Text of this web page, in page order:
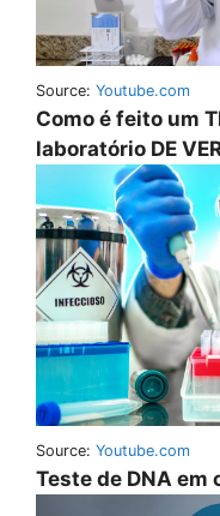
Source: Youtube.com
Como é feito um
laboratório DE
Source: Youtube.com
Teste de DNA em